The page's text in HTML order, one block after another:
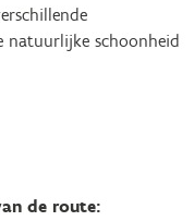
natuurlijke schoonheid
de route: